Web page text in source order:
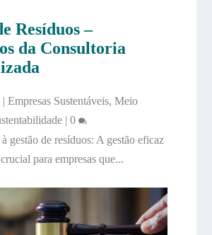
Resíduos –
da Consultoria
| Empresas Sustentáveis, Meio
| 0
gestão de resíduos: A gestão eficaz
para empresas que...